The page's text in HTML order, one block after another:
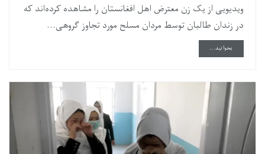
ویدیویی از یک زن معترض اهل افغانستان را مشاهده کرده‌اند که
در زندان طالبان توسط مردان مسلح مورد تجاوز گروهی...
بخوانید...